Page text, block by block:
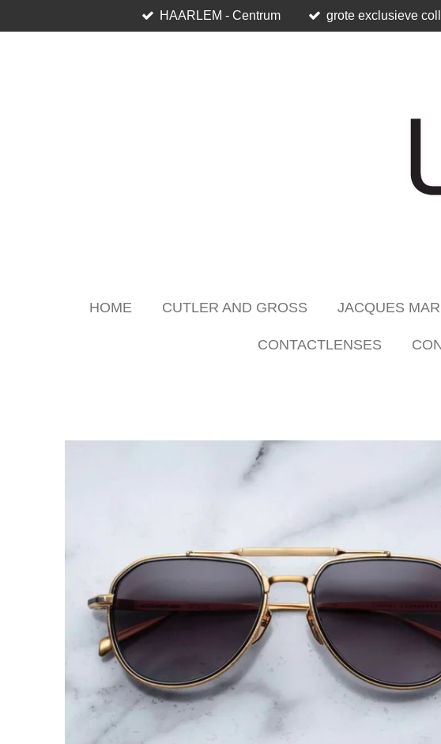
to
HAARLEM - Centrum grote exclusieve
HOME CUTLER AND GROSS JACQUES
CONTACTLENSES